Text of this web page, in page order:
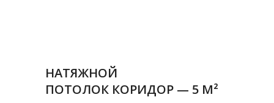
НАТЯЖНОЙ
ПОТОЛОК КОРИДОР — 5 М²